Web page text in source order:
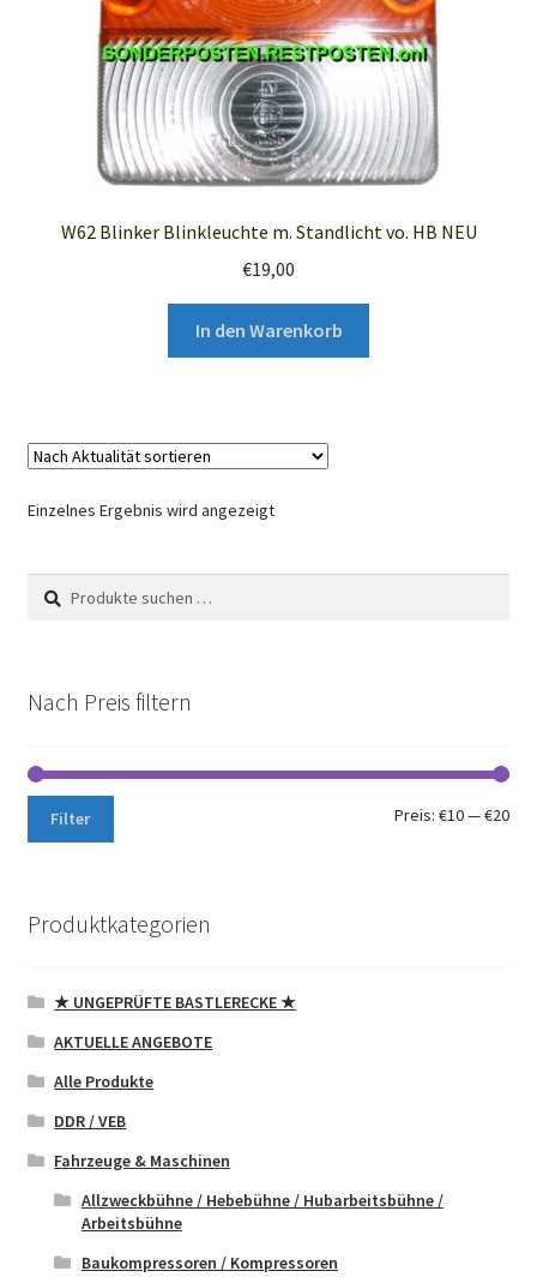
W62 Blinker Blinkleuchte m. Standlicht vo. HB NEU
€19,00
In den Warenkorb
Einzelnes Ergebnis wird angezeigt
Suchen
nach:
Suchen
Nach Preis filtern
Min.
Filter Preis:€10—€20
Produktkategorien
★ UNGEPRÜFTE BASTLERECKE ★
AKTUELLE ANGEBOTE
Alle Produkte
DDR / VEB
Fahrzeuge & Maschinen
Allzweckbühne / Hebebühne / Hubarbeitsbühne /
Arbeitsbühne
Baukompressoren / Kompressoren